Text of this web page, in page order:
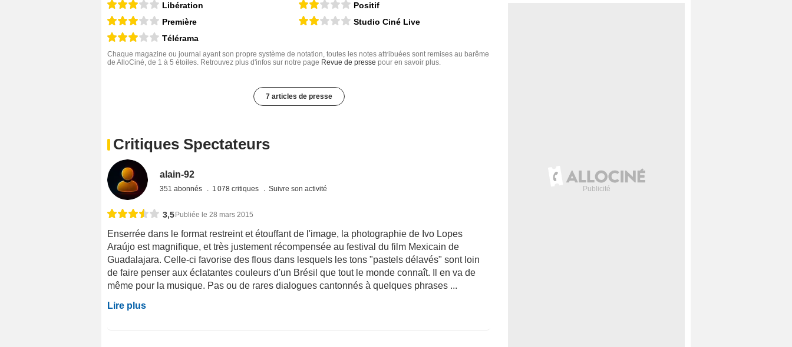
Libération
Première
Télérama
Positif
Studio Ciné Live
Chaque magazine ou journal ayant son propre système de notation, toutes les notes attribuées sont remises au barême
de AlloCiné, de 1 à 5 étoiles. Retrouvez plus d'infos sur notre page Revue de presse pour en savoir plus.
7 articles de presse
Critiques Spectateurs
alain-92
351 abonnés 1 078 critiques Suivre son activité
3,5 Publiée le 28 mars 2015
Enserrée dans le format restreint et étouffant de l'image, la photographie de Ivo Lopes
Araújo est magnifique, et très justement récompensée au festival du film Mexicain de
Guadalajara. Celle-ci favorise des flous dans lesquels les tons "pastels délavés" sont loin
de faire penser aux éclatantes couleurs d'un Brésil que tout le monde connaît. Il en va de
même pour la musique. Pas ou de rares dialogues cantonnés à quelques phrases ...
Lire plus